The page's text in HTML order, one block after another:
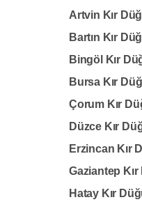
Artvin Kır
Bartın Kır
Bingöl Kır
Bursa Kır
Çorum Kır
Düzce Kır
Erzincan Kır
Gaziantep
Hatay Kır